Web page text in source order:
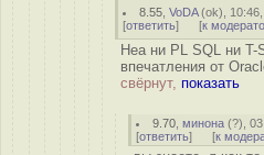
8.55 ,VoDA(ok),
[ответить] [к
Неа ни PL SQL ни
впечатления от
свёрнут, показать
9.70 ,минона (?),
[ответить] [к